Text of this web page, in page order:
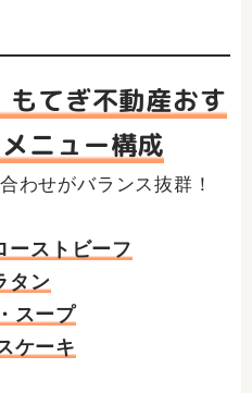
てぎ不動産おす
ニュー構成
わせがバランス抜群！
ストビーフ
タン
スープ
ケーキ